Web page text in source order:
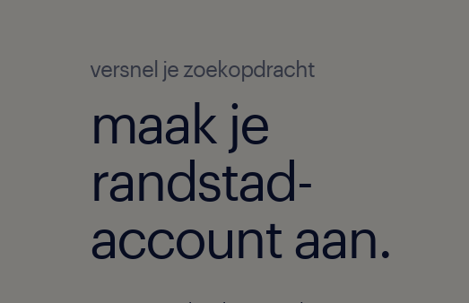
versnel je zoekopdracht
maak je
randstad-
account aan.